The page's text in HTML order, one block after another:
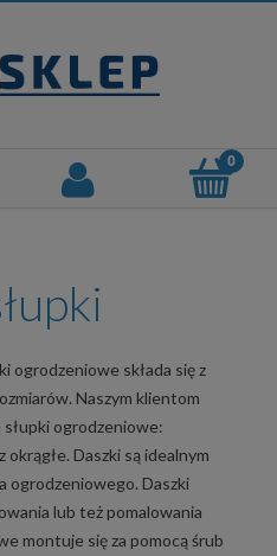
ogrodzeniowe składa się z
Naszym klientom
ogrodzeniowe:
Daszki są idealnym
ogrodzeniowego. Daszki
lub też pomalowania
montuje się za pomocą śrub